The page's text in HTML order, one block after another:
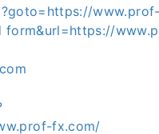
fx.com/